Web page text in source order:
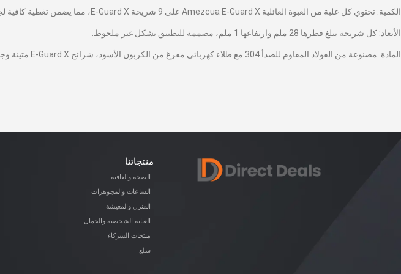
الكمية: تحتوي كل علبة من العبوة العائلية Amezcua E-Guard X على 9 شريحة E-Guard X، مما يضمن تغطية كافية لجميع أجهزتك.
الأبعاد: كل شريحة يبلغ قطرها 28 ملم وارتفاعها 1 ملم، مصممة للتطبيق بشكل غير ملحوظ.
المادة: مصنوعة من الفولاذ المقاوم للصدأ 304 مع طلاء كهربائي مفرغ من الكربون الأسود، شرائح E-Guard X متينة وجذابة من الناحية الجمالية.
منتجاتنا
الصحة والعافية
الساعات والمجوهرات
المنزل والمعيشة
العناية الشخصية والجمال
منتجات الشركاء
سلع